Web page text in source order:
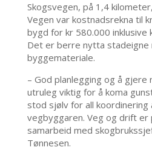
Skogsvegen, på 1,4
Vegen var kostnadsrekna til
bygd for kr 580.000 inklusive
Det er berre nytta stadeigne
byggemateriale.
– God planlegging og å
utruleg viktig for å koma
stod sjølv for all
vegbyggaren. Veg og drift er
samarbeid med
Tønnesen.